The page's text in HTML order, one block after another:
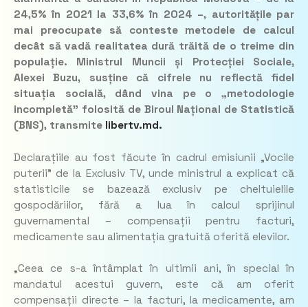
24,5% în 2021 la 33,6% în 2024 –, autoritățile par
mai preocupate să conteste metodele de calcul
decât să vadă realitatea dură trăită de o treime din
populație. Ministrul Muncii și Protecției Sociale,
Alexei Buzu, susține că cifrele nu reflectă fidel
situația socială, dând vina pe o „metodologie
incompletă” folosită de Biroul Național de Statistică
(BNS), transmite libertv.md.
Declarațiile au fost făcute în cadrul emisiunii „Vocile
puterii” de la Exclusiv TV, unde ministrul a explicat că
statisticile se bazează exclusiv pe cheltuielile
gospodăriilor, fără a lua în calcul sprijinul
guvernamental – compensații pentru facturi,
medicamente sau alimentația gratuită oferită elevilor.
„Ceea ce s-a întâmplat în ultimii ani, în special în
mandatul acestui guvern, este că am oferit
compensații directe – la facturi, la medicamente, am